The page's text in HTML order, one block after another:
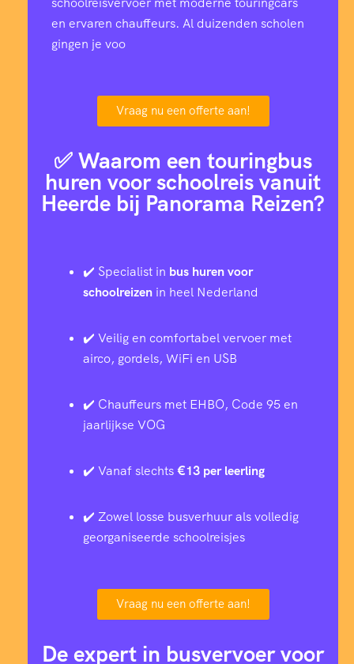
en ervaren chauffeurs. Al duizenden scholen
gingen je voo
Vraag nu een offerte aan!
✅ Waarom een touringbus
huren voor schoolreis vanuit
Heerde bij Panorama Reizen?
✔️ Specialist in bus huren voor
schoolreizen in heel Nederland
✔️ Veilig en comfortabel vervoer met
airco, gordels, WiFi en USB
✔️ Chauffeurs met EHBO, Code 95 en
jaarlijkse VOG
✔️ Vanaf slechts€13 per leerling
✔️ Zowel losse busverhuur als volledig
georganiseerde schoolreisjes
Vraag nu een offerte aan!
De expert in busvervoer voor